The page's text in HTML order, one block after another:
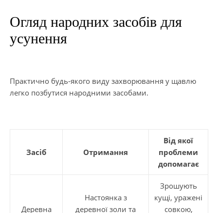
Огляд народних засобів для
усунення
Практично будь-якого виду захворювання у щавлю
легко позбутися народними засобами.
Засіб Отримання
Від якої
проблеми
допомагає
Деревна
Настоянка з
деревної золи та
Зрошують
кущі, уражені
совкою,